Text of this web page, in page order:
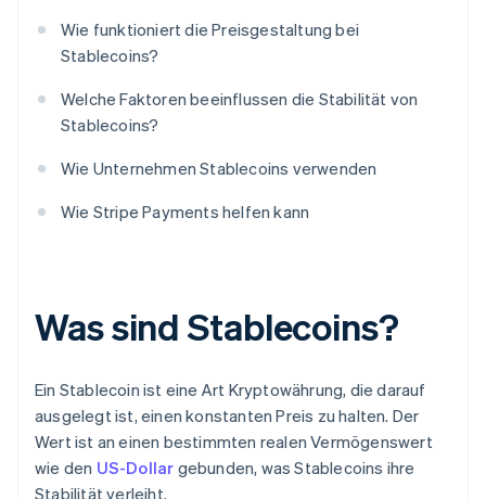
Wie funktioniert die Preisgestaltung bei
Stablecoins?
Welche Faktoren beeinflussen die Stabilität von
Stablecoins?
Wie Unternehmen Stablecoins verwenden
Wie Stripe Payments helfen kann
Was sind Stablecoins?
Ein Stablecoin ist eine Art Kryptowährung, die darauf
ausgelegt ist, einen konstanten Preis zu halten. Der
Wert ist an einen bestimmten realen Vermögenswert
wie den US-Dollar gebunden, was Stablecoins ihre
Stabilität verleiht.